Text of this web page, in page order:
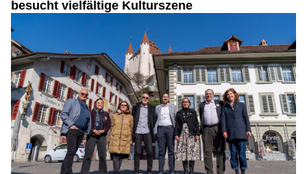
besucht vielfältige Kulturszene